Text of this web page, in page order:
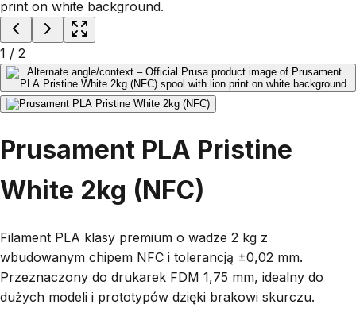
1 / 2
Prusament PLA Pristine
White 2kg (NFC)
Filament PLA klasy premium o wadze 2 kg z
wbudowanym chipem NFC i tolerancją ±0,02 mm.
Przeznaczony do drukarek FDM 1,75 mm, idealny do
dużych modeli i prototypów dzięki brakowi skurczu.